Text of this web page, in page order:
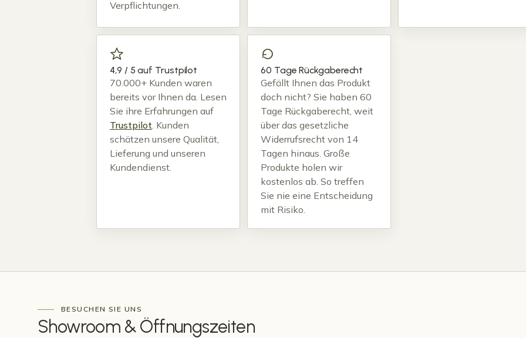
Verpflichtungen.
4,9 / 5 auf Trustpilot
70.000+ Kunden waren
bereits vor Ihnen da. Lesen
Sie ihre Erfahrungen auf
Trustpilot . Kunden
schätzen unsere Qualität,
Lieferung und unseren
Kundendienst.
60 Tage Rückgaberecht
Gefällt Ihnen das Produkt
doch nicht? Sie haben 60
Tage Rückgaberecht, weit
über das gesetzliche
Widerrufsrecht von 14
Tagen hinaus. Große
Produkte holen wir
kostenlos ab. So treffen
Sie nie eine Entscheidung
mit Risiko.
BESUCHEN SIE UNS
Showroom &Öffnungszeiten
Nijmeegseweg 2D · 5916 PT Venlo (NL)
ROUTE PLANEN →